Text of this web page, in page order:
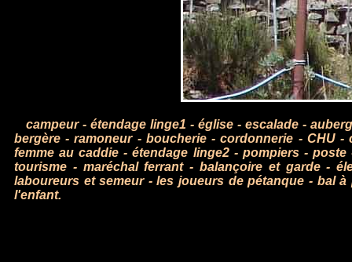
campeur- étendage linge1 - église - escalade -
bergère -ramoneur- boucherie-cordonnerie - CHU-
femme au caddie -étendage linge2- pompiers- poste
tourisme - maréchal ferrant- balançoire et garde-
laboureurs et semeur-les joueurs de pétanque - bal à
l'enfant.